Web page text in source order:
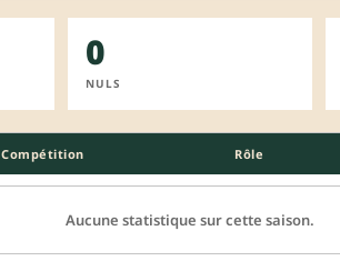
0
NULS
Compétition Rôle
Aucune statistique sur cette saison.